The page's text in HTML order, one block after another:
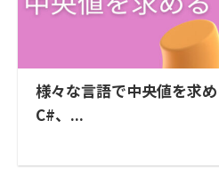
様々な言語で中央値を求め
C#、...